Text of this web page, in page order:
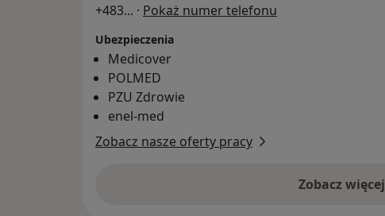
+483... · Pokaż numer telefonu
Ubezpieczenia
Medicover
POLMED
PZU Zdrowie
enel-med
Zobacz nasze oferty pracy
Zobacz więcej